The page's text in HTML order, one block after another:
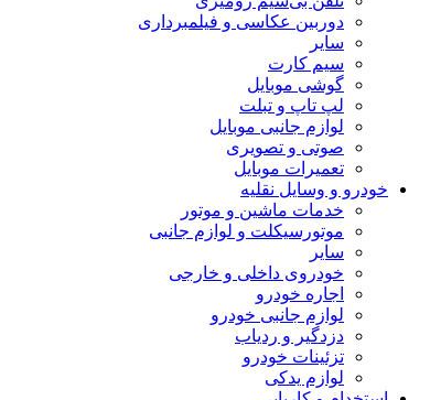
دوربین عکاسی و فیلمبرداری
سایر
سیم کارت
گوشی موبایل
لپ تاپ و تبلت
لوازم جانبی موبایل
صوتی و تصویری
تعمیرات موبایل
خودرو و وسایل نقلیه
خدمات ماشین و موتور
موتورسیکلت و لوازم جانبی
سایر
خودروی داخلی و خارجی
اجاره خودرو
لوازم جانبی خودرو
دزدگیر و ردیاب
تزئینات خودرو
لوازم یدکی